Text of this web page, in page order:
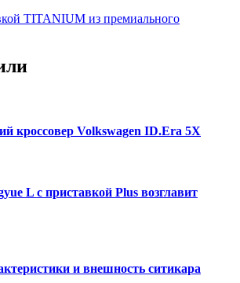
TITANIUM из премиального
кроссовер Volkswagen ID.Era 5X
L с приставкой Plus возглавит
и внешность ситикара